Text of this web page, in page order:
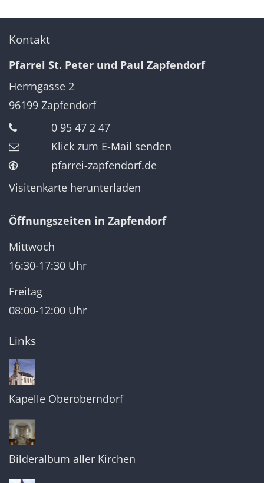
Kontakt
Pfarrei St. Peter und Paul Zapfendorf
Herrngasse 2
96199 Zapfendorf
0 95 47 2 47
Klick zum E-Mail senden
pfarrei-zapfendorf.de
Visitenkarte herunterladen
Öffnungszeiten in Zapfendorf
Mittwoch
16:30-17:30 Uhr
Freitag
08:00-12:00 Uhr
Links
Kapelle Oberoberndorf
Bilderalbum aller Kirchen